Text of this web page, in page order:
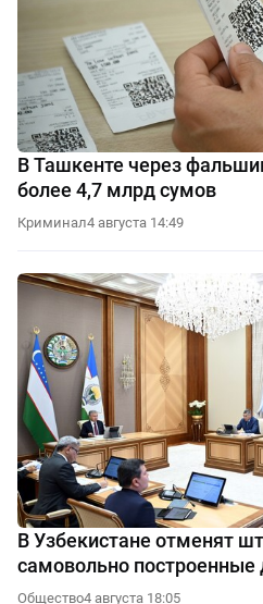
В Ташкенте через
более 4,7 млрд сумов
Криминал4 августа 14:49
В Узбекистане отменят
самовольно построенные
Общество4 августа 18:05